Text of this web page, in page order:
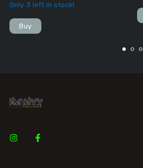
Only 3 left in stock!
Buy